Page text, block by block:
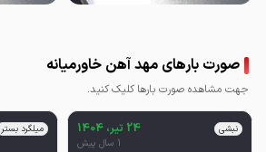
صورت بارهای مهد آهن خاورمیانه
جهت مشاهده صورت بارها کلیک کنید.
نبشی 24 تیر، 1404
1 سال پیش
میلگرد بستر